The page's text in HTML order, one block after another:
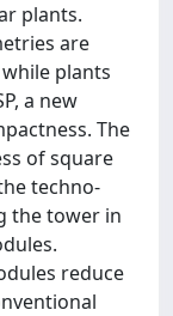
plants.
are
plants
a new
The
of square
techno-
the tower in
reduce